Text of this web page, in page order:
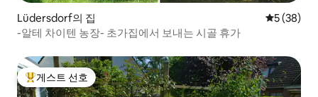
Lüdersdorf의 집 평점 5점(5
5 (38)
-알테 차이텐 농장- 초가집에서 보내는 시골 휴가
상위 게스트 선호
게스트 선호